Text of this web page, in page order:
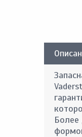
Более